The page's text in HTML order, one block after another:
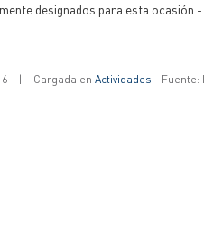
designados para esta ocasión.-
| Cargada en Actividades - Fuente: